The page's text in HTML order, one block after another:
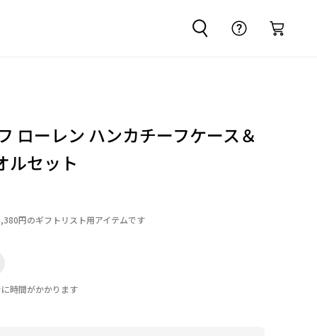
ローレン ハンカチーフケース＆
ルセット
円のギフトリスト用アイテムです
時間がかかります